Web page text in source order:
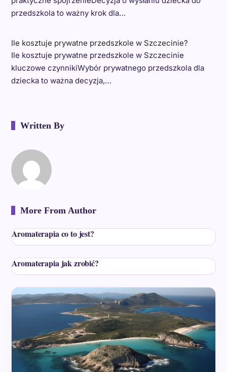
przedszkola to ważny krok dla…
Ile kosztuje prywatne przedszkole w Szczecinie?
Ile kosztuje prywatne przedszkole w Szczecinie
kluczowe czynnikiWybór prywatnego przedszkola dla
dziecka to ważna decyzja,…
Written By
More From Author
Aromaterapia co to jest?
Aromaterapia jak zrobić?